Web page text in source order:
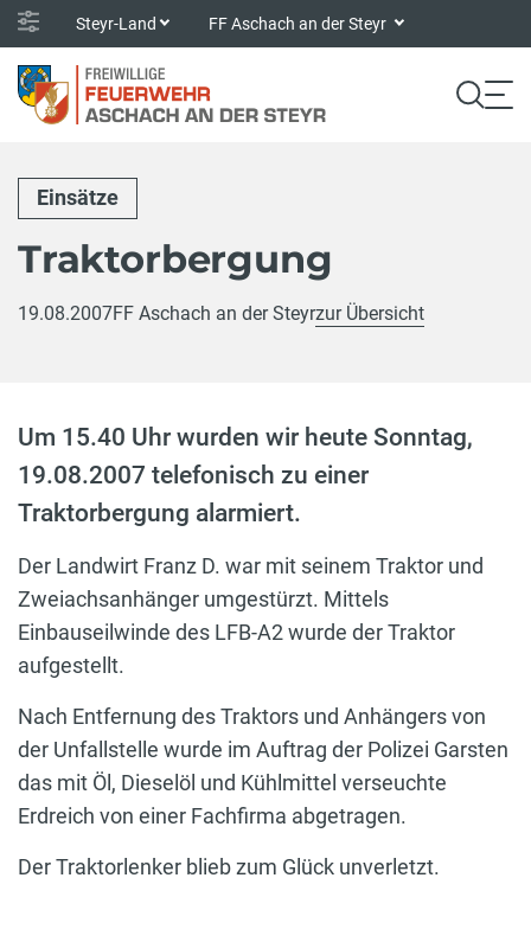
Steyr-Land FF Aschach an der Steyr
Einsätze
Traktorbergung
19.08.2007FF Aschach an der Steyrzur Übersicht
Um 15.40 Uhr wurden wir heute Sonntag,
19.08.2007 telefonisch zu einer
Traktorbergung alarmiert.
Der Landwirt Franz D. war mit seinem Traktor und
Zweiachsanhänger umgestürzt. Mittels
Einbauseilwinde des LFB-A2 wurde der Traktor
aufgestellt.
Nach Entfernung des Traktors und Anhängers von
der Unfallstelle wurde im Auftrag der Polizei Garsten
das mit Öl, Dieselöl und Kühlmittel verseuchte
Erdreich von einer Fachfirma abgetragen.
Der Traktorlenker blieb zum Glück unverletzt.